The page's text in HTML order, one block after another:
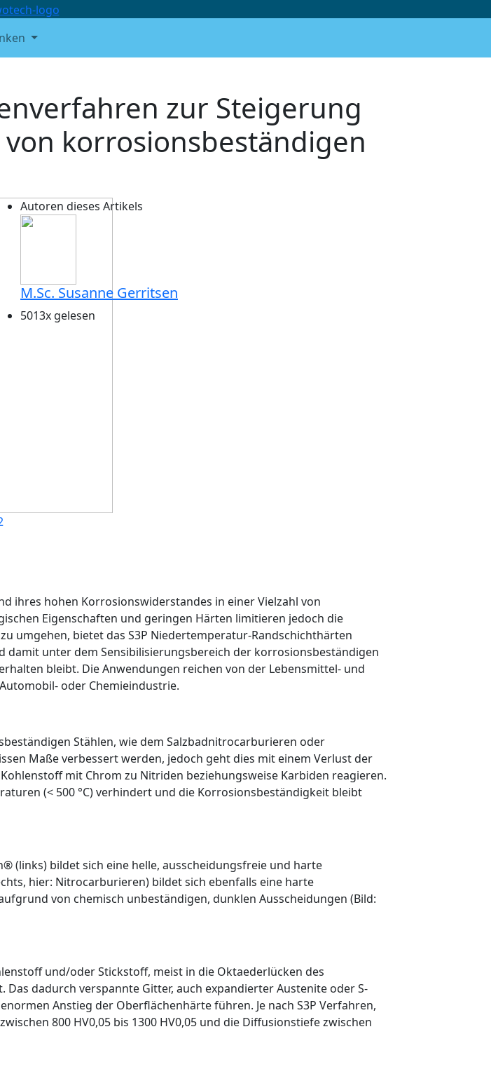
zur Steigerung
korrosionsbeständigen
Autoren dieses Artikels
M.Sc. Susanne Gerritsen
5013x gelesen
ihres hohen Korrosionswiderstandes in einer Vielzahl von
Eigenschaften und geringen Härten limitieren jedoch die
umgehen, bietet das S3P Niedertemperatur-Randschichthärten
damit unter dem Sensibilisierungsbereich der korrosionsbeständigen
bleibt. Die Anwendungen reichen von der Lebensmittel- und
oder Chemieindustrie.
Stählen, wie dem Salzbadnitrocarburieren oder
Maße verbessert werden, jedoch geht dies mit einem Verlust der
mit Chrom zu Nitriden beziehungsweise Karbiden reagieren.
(< 500 °C) verhindert und die Korro­sionsbeständigkeit bleibt
(links) bildet sich eine helle, ausscheidungsfreie und harte
hier: Nitrocarburieren) bildet sich ebenfalls eine harte
von chemisch unbeständigen, dunklen Ausscheidungen (Bild:
und/oder Stickstoff, meist in die Oktaederlücken des
Das dadurch verspannte Gitter, auch expandierter Austenite oderS-
Anstieg der Oberflächenhärte führen. Je nach S3P Verfahren,
800 HV0,05 bis 1300 HV0,05 und die Diffusionstiefe zwischen